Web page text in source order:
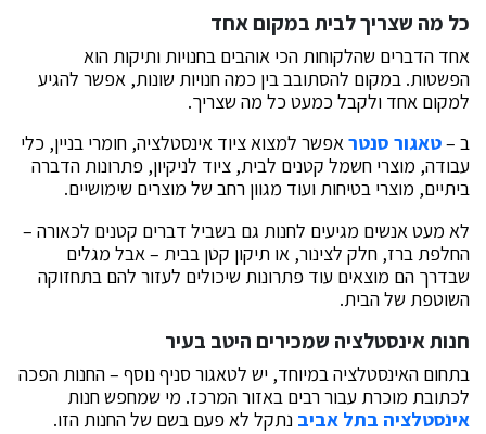
כל מה שצריך לבית במקום אחד
אחד הדברים שהלקוחות הכי אוהבים בחנויות ותיקות הוא
הפשטות. במקום להסתובב בין כמה חנויות שונות, אפשר להגיע
למקום אחד ולקבל כמעט כל מה שצריך.
ב –טאגור סנטראפשר למצוא ציוד אינסטלציה, חומרי בניין, כלי
עבודה, מוצרי חשמל קטנים לבית, ציוד לניקיון, פתרונות הדברה
ביתיים, מוצרי בטיחות ועוד מגוון רחב של מוצרים שימושיים.
לא מעט אנשים מגיעים לחנות גם בשביל דברים קטנים לכאורה –
החלפת ברז, חלק לצינור, או תיקון קטן בבית – אבל מגלים
שבדרך הם מוצאים עוד פתרונות שיכולים לעזור להם בתחזוקה
השוטפת של הבית.
חנות אינסטלציה שמכירים היטב בעיר
בתחום האינסטלציה במיוחד, יש לטאגור סניף נוסף – החנות הפכה
לכתובת מוכרת עבור רבים באזור המרכז. מי שמחפש חנות
אינסטלציה בתל אביב נתקל לא פעם בשם של החנות הזו.